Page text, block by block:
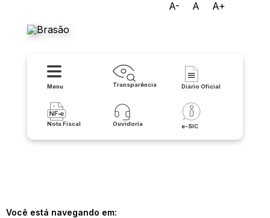
A- A A+
Menu Transparência Diário Oficial
Nota Fiscal Ouvidoria e-SIC
Você está navegando em: